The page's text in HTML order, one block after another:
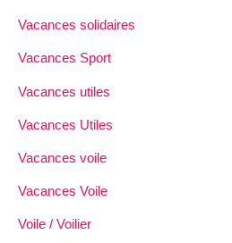
Vacances solidaires
Vacances Sport
Vacances utiles
Vacances Utiles
Vacances voile
Vacances Voile
Voile / Voilier